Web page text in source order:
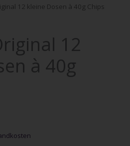
12 kleine Dosen à 40g Chips
12
à 40g